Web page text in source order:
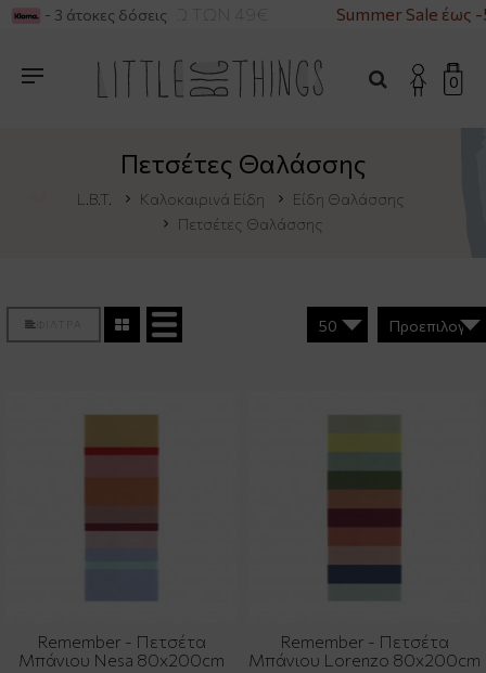
ΓΙΑ ΑΓΟΡΕΣ ΑΝΩ ΤΩΝ 49€ Summer Sale έως -
- 3 άτοκες δόσεις
0
Πετσέτες Θαλάσσης
L.B.T. Καλοκαιρινά Είδη
Είδη Θαλάσσης
Πετσέτες Θαλάσσης
ΦΙΛΤΡΑ
Remember - Πετσέτα
Μπάνιου Nesa 80x200cm
Remember - Πετσέτα
Μπάνιου Lorenzo 80x200cm